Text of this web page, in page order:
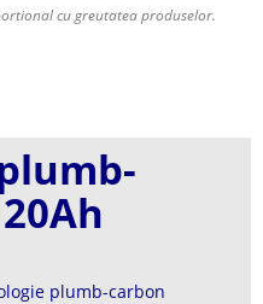
cu greutatea produselor.
plumb-carbon